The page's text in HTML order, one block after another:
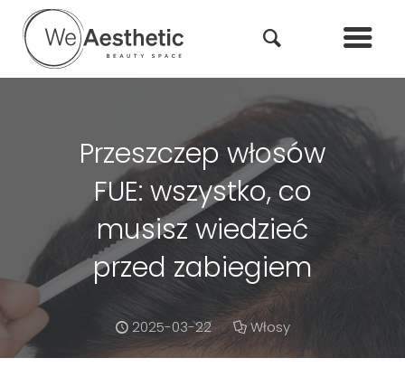
Przeszczep włosów
FUE: wszystko, co
musisz wiedzieć
przed zabiegiem
2025-03-22 Włosy